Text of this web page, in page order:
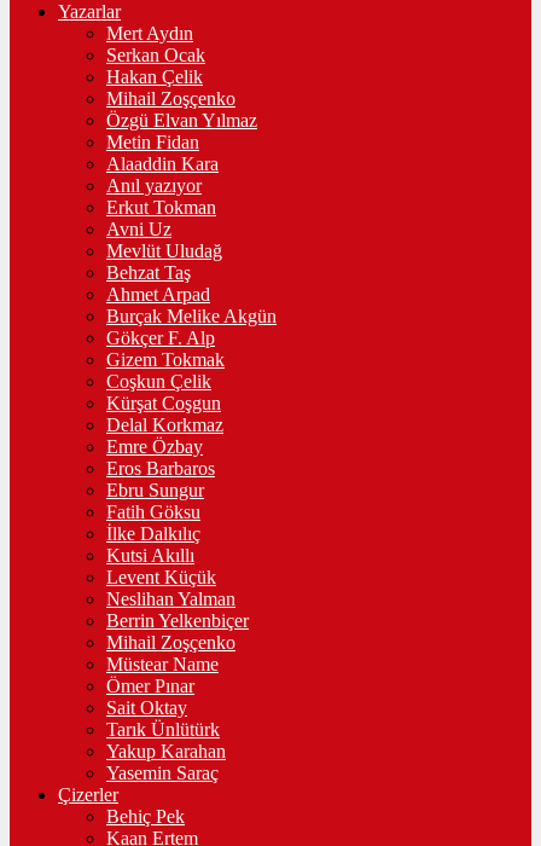
Yazarlar
Mert Aydın
Serkan Ocak
Hakan Çelik
Mihail Zoşçenko
Özgü Elvan Yılmaz
Metin Fidan
Alaaddin Kara
Anıl yazıyor
Erkut Tokman
Avni Uz
Mevlüt Uludağ
Behzat Taş
Ahmet Arpad
Burçak Melike Akgün
Gökçer F. Alp
Gizem Tokmak
Coşkun Çelik
Kürşat Coşgun
Delal Korkmaz
Emre Özbay
Eros Barbaros
Ebru Sungur
Fatih Göksu
İlke Dalkılıç
Kutsi Akıllı
Levent Küçük
Neslihan Yalman
Berrin Yelkenbiçer
Mihail Zoşçenko
Müstear Name
Ömer Pınar
Sait Oktay
Tarık Ünlütürk
Yakup Karahan
Yasemin Saraç
Çizerler
Behiç Pek
Kaan Ertem